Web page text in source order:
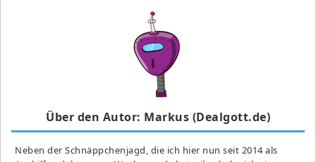
Über den Autor: Markus (Dealgott.de)
Neben der Schnäppchenjagd, die ich hier nun seit 2014 als